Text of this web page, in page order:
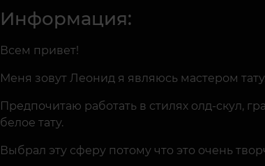
Информация:
Всем привет!
Меня зовут Леонид я являюсь мастером тату.
Предпочитаю работать в стилях олд-скул,
белое тату.
Выбрал эту сферу потому что это очень